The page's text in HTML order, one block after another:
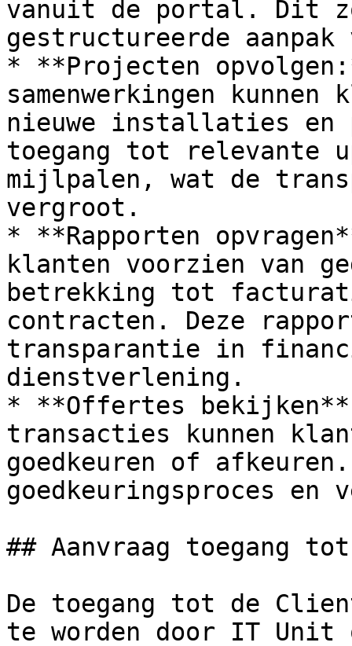
vanuit de portal. Dit
gestructureerde
* **Projecten
samenwerkingen
nieuwe installaties en
toegang tot relevante
mijlpalen, wat de
vergroot.
* **Rapporten
klanten voorzien van
betrekking tot
contracten. Deze
transparantie in
dienstverlening.
* **Offertes
transacties kunnen
goedkeuren of
goedkeuringsproces
## Aanvraag toegang
De toegang tot de
te worden door IT